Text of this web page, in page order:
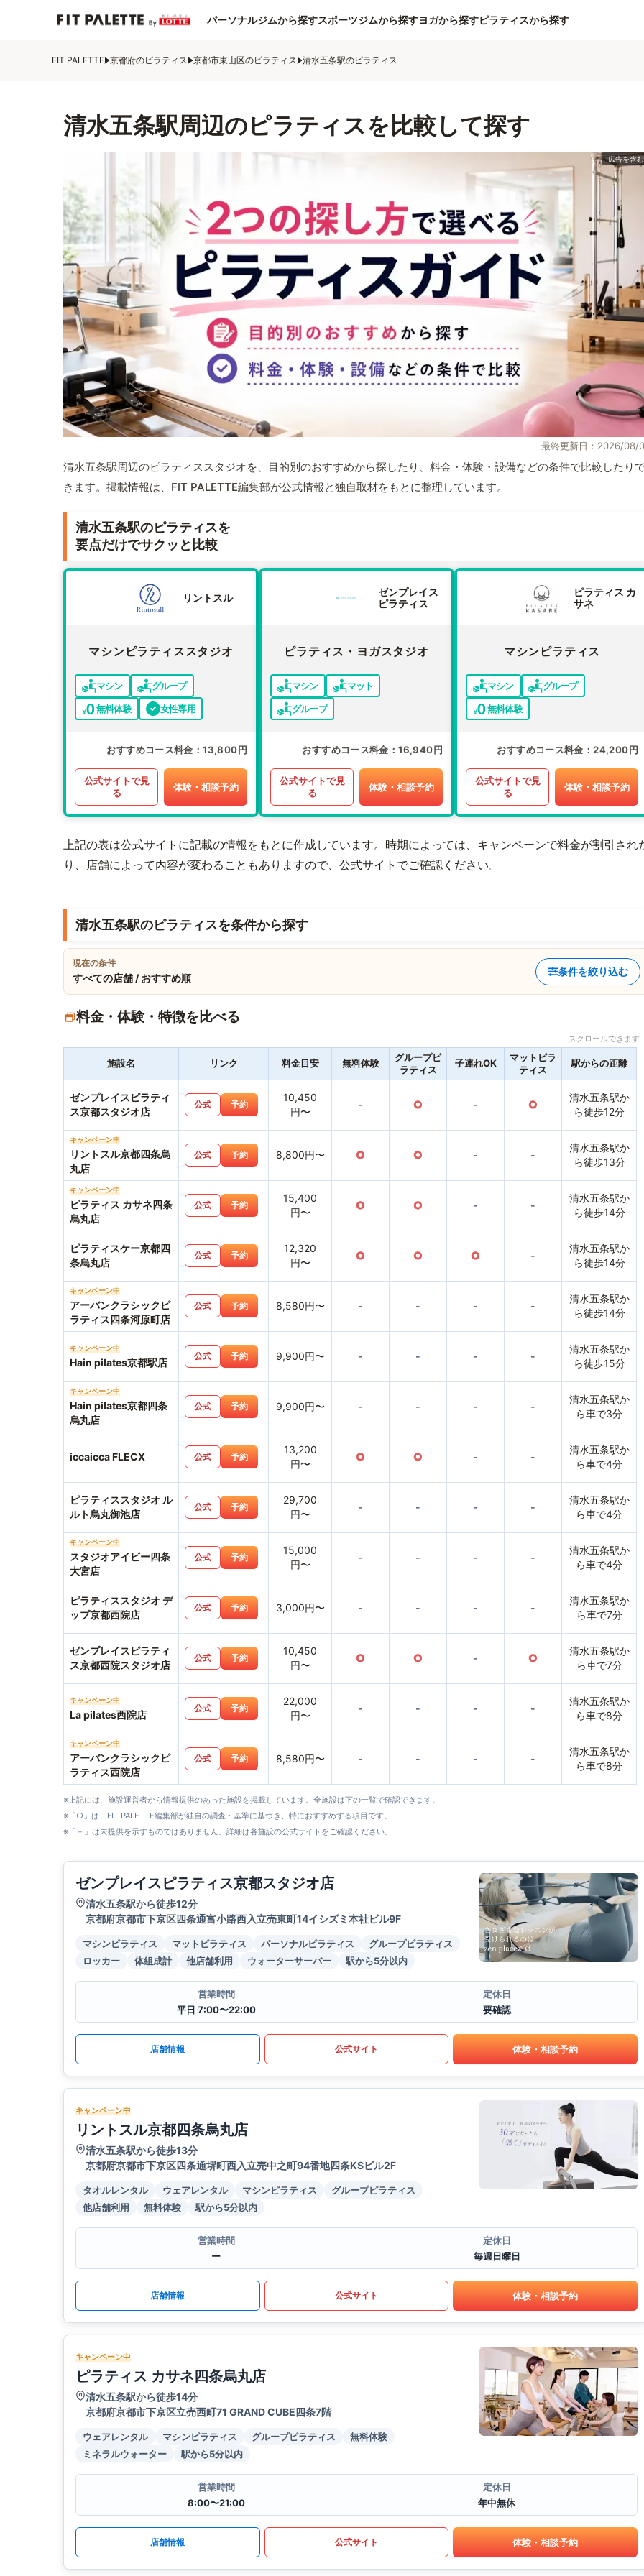
パーソナルジムから探すスポーツジムから探すヨガから探すピラティスから探す
FIT PALETTE 京都府のピラティス 京都市東山区のピラティス 清水五条駅のピラティス
清水五条駅周辺のピラティスを比較して探す
最終更新日：2026/08/
清水五条駅周辺のピラティススタジオを、目的別のおすすめから探したり、料金・体験・設備などの条件で比較したり
きます。掲載情報は、FIT PALETTE編集部が公式情報と独自取材をもとに整理しています。
清水五条駅のピラティスを
要点だけでサクッと比較
リントスル
マシンピラティススタジオ
マシン
グループ
無料体験
女性専用
おすすめコース料金 13,800円
公式サイトで見
る
体験・相談予約
ゼンプレイス
ピラティス
ピラティス・ヨガスタジオ
マシン
マット
グループ
おすすめコース料金 16,940円
公式サイトで見
る
体験・相談予約
ピラティス カ
サネ
マシンピラティス
マシン
グループ
無料体験
おすすめコース料金 24,200円
公式サイトで見
る
体験・相談予約
上記の表は公式サイトに記載の情報をもとに作成しています。時期によっては、キャンペーンで料金が割引され
り、店舗によって内容が変わることもありますので、公式サイトでご確認ください。
清水五条駅のピラティスを条件から探す
現在の条件
すべての店舗 / おすすめ順
条件を絞り込む
料金・体験・特徴を比べる
スクロールできま
施設名 リンク 料金目安 無料体験
グループピ
ラティス
子連れOK
マットピラ
ティス
駅からの距離
ゼンプレイスピラティ
ス京都スタジオ店
公式 予約
10,450
円〜
- ○ - ○
清水五条駅か
ら徒歩12分
キャンペーン中
リントスル京都四条烏
丸店
公式 予約 8,800円〜 ○ ○ - -
清水五条駅か
ら徒歩13分
キャンペーン中
ピラティス カサネ四条
烏丸店
公式 予約
15,400
円〜
○ ○ - -
清水五条駅か
ら徒歩14分
ピラティスケー京都四
条烏丸店
公式 予約
12,320
円〜
○ ○ ○ -
清水五条駅か
ら徒歩14分
キャンペーン中
アーバンクラシックピ
ラティス四条河原町店
公式 予約 8,580円〜 - - - -
清水五条駅か
ら徒歩14分
キャンペーン中
Hain pilates京都駅店
公式 予約 9,900円〜 - - - -
清水五条駅か
ら徒歩15分
キャンペーン中
Hain pilates京都四条
烏丸店
公式 予約 9,900円〜 - - - -
清水五条駅か
ら車で3分
iccaicca FLECX 公式 予約
13,200
円〜
○ ○ - -
清水五条駅か
ら車で4分
ピラティススタジオ ル
ルト烏丸御池店
公式 予約
29,700
円〜
- - - -
清水五条駅か
ら車で4分
キャンペーン中
スタジオアイビー四条
大宮店
公式 予約
15,000
円〜
- - - -
清水五条駅か
ら車で4分
ピラティススタジオ デ
ップ京都西院店
公式 予約 3,000円〜 - - - -
清水五条駅か
ら車で7分
ゼンプレイスピラティ
ス京都西院スタジオ店
公式 予約
10,450
円〜
○ ○ - ○
清水五条駅か
ら車で7分
キャンペーン中
La pilates西院店
公式 予約
22,000
円〜
- - - -
清水五条駅か
ら車で8分
キャンペーン中
アーバンクラシックピ
ラティス西院店
公式 予約 8,580円〜 - - - -
清水五条駅か
ら車で8分
※上記には、施設運営者から情報提供のあった施設を掲載しています。全施設は下の一覧で確認できます。
※「○」は、FIT PALETTE編集部が独自の調査・基準に基づき、特におすすめする項目です。
※「－」は未提供を示すものではありません。詳細は各施設の公式サイトをご確認ください。
ゼンプレイスピラティス京都スタジオ店
清水五条駅から徒歩12分
京都府京都市下京区四条通富小路西入立売東町14イシズミ本社ビル9F
マシンピラティス マットピラティス パーソナルピラティス
グループピラティス
ロッカー
体組成計 他店舗利用 ウォーターサーバー 駅から5分以内
営業時間
平日 7:00〜22:00
定休日
要確認
店舗情報 公式サイト 体験・相談予約
キャンペーン中
リントスル京都四条烏丸店
清水五条駅から徒歩13分
京都府京都市下京区四条通堺町西入立売中之町94番地四条KSビル2F
タオルレンタル ウェアレンタル マシンピラティス
グループピラティス
他店舗利用
無料体験 駅から5分以内
営業時間
ー
定休日
毎週日曜日
店舗情報 公式サイト 体験・相談予約
キャンペーン中
ピラティス カサネ四条烏丸店
清水五条駅から徒歩14分
京都府京都市下京区立売西町71 GRAND CUBE四条7階
ウェアレンタル マシンピラティス グループピラティス
無料体験
ミネラルウォーター
駅から5分以内
営業時間
8:00〜21:00
定休日
年中無休
店舗情報 公式サイト 体験・相談予約